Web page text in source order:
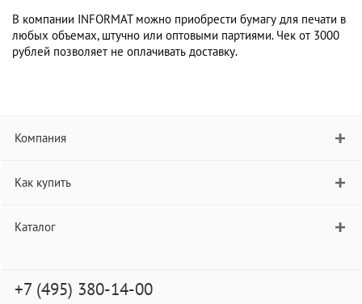
В компании INFORMAT можно приобрести бумагу для печати в
любых объемах, штучно или оптовыми партиями. Чек от 3000
рублей позволяет не оплачивать доставку.
Компания
Как купить
Каталог
+7 (495) 380-14-00